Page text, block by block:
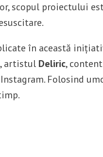
scopul proiectului
în această
, artistul Deliric,
Folosind